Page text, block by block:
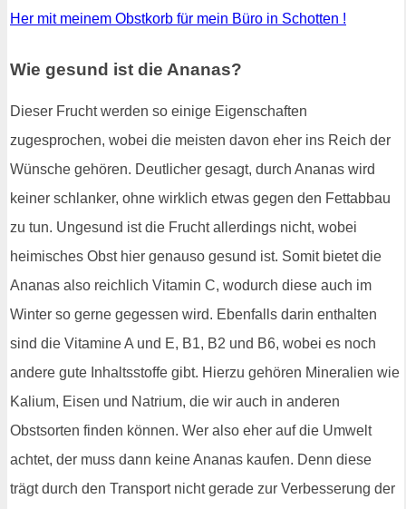
Her mit meinem Obstkorb für mein Büro in Schotten !
Wie gesund ist die Ananas?
Dieser Frucht werden so einige Eigenschaften
zugesprochen, wobei die meisten davon eher ins Reich der
Wünsche gehören. Deutlicher gesagt, durch Ananas wird
keiner schlanker, ohne wirklich etwas gegen den Fettabbau
zu tun. Ungesund ist die Frucht allerdings nicht, wobei
heimisches Obst hier genauso gesund ist. Somit bietet die
Ananas also reichlich Vitamin C, wodurch diese auch im
Winter so gerne gegessen wird. Ebenfalls darin enthalten
sind die Vitamine A und E, B1, B2 und B6, wobei es noch
andere gute Inhaltsstoffe gibt. Hierzu gehören Mineralien wie
Kalium, Eisen und Natrium, die wir auch in anderen
Obstsorten finden können. Wer also eher auf die Umwelt
achtet, der muss dann keine Ananas kaufen. Denn diese
trägt durch den Transport nicht gerade zur Verbesserung der